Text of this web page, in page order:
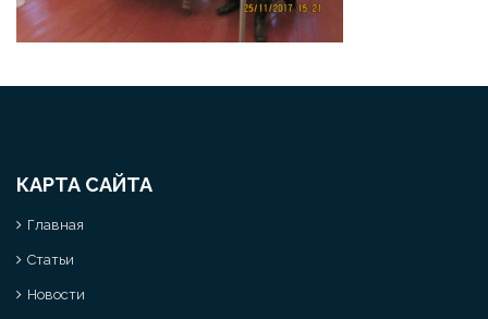
КАРТА САЙТА
Главная
Статьи
Новости